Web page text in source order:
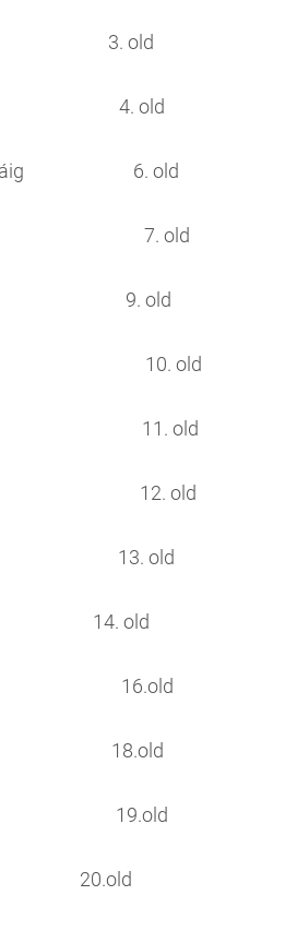
old
4. old
6. old
7. old
9. old
10. old
helye 11. old
helye 12. old
13. old
14. old
16.old
19.old